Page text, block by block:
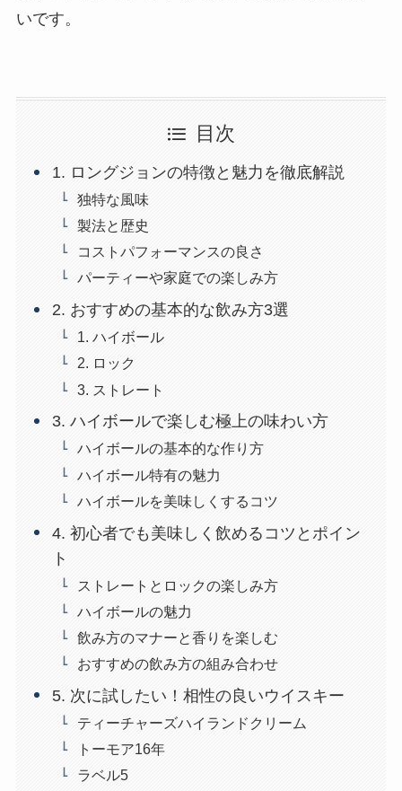
いです。
目次
1. ロングジョンの特徴と魅力を徹底解説
独特な風味
製法と歴史
コストパフォーマンスの良さ
パーティーや家庭での楽しみ方
2. おすすめの基本的な飲み方3選
1. ハイボール
2. ロック
3. ストレート
3. ハイボールで楽しむ極上の味わい方
ハイボールの基本的な作り方
ハイボール特有の魅力
ハイボールを美味しくするコツ
4. 初心者でも美味しく飲めるコツとポイン
ト
ストレートとロックの楽しみ方
ハイボールの魅力
飲み方のマナーと香りを楽しむ
おすすめの飲み方の組み合わせ
5. 次に試したい！相性の良いウイスキー
ティーチャーズハイランドクリーム
トーモア16年
ラベル5